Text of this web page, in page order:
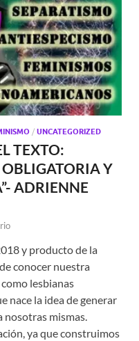
/ UNCATEGORIZED
TEXTO:
Y
ADRIENNE
y producto de la
conocer nuestra
lesbianas
nace la idea de generar
nosotras mismas.
ya que construimos